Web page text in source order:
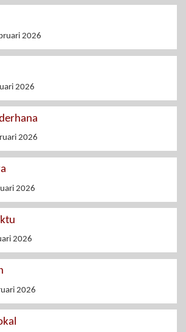
2026
2026
2026
2026
2026
2026